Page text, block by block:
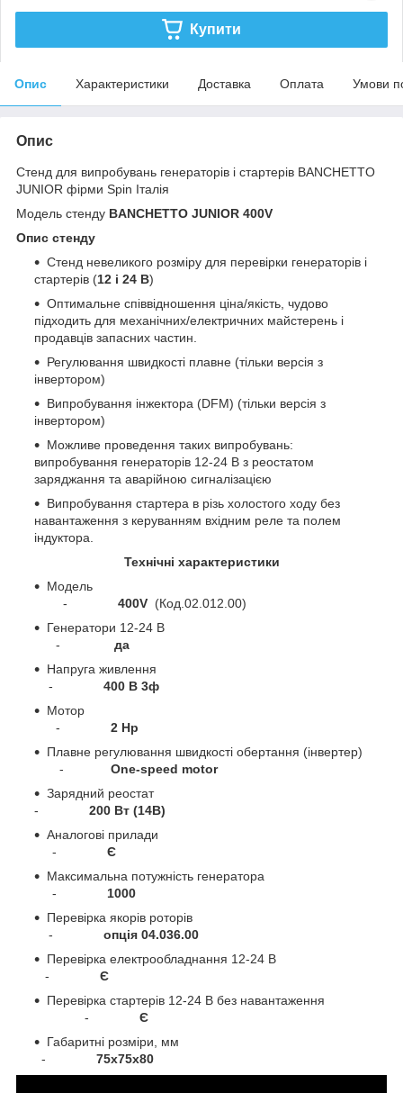
Купити
Опис Характеристики Доставка Оплата Умови
Опис
Стенд для випробувань генераторів і стартерів BANCHETTO
JUNIOR фірми Spin Італія
Модель стенду BANCHETTO JUNIOR 400V
Опис стенду
Стенд невеликого розміру для перевірки генераторів і
стартерів (12 і 24 В)
Оптимальне співвідношення ціна/якість, чудово
підходить для механічних/електричних майстерень і
продавців запасних частин.
Регулювання швидкості плавне (тільки версія з
інвертором)
Випробування інжектора (DFM) (тільки версія з
інвертором)
Можливе проведення таких випробувань:
випробування генераторів 12-24 В з реостатом
заряджання та аварійною сигналізацією
Випробування стартера в різь холостого ходу без
навантаження з керуванням вхідним реле та полем
індуктора.
Технічні характеристики
Модель
-
400V (Код.02.012.00)
Генератори 12-24 В
- да
Напруга живлення
- 400 В 3ф
Мотор
- 2 Hp
Плавне регулювання швидкості обертання (інвертер)
- One-speed motor
Зарядний реостат
- 200 Вт (14В)
Аналогові прилади
- Є
Максимальна потужність генератора
- 1000
Перевірка якорів роторів
- опція 04.036.00
Перевірка електрообладнання 12-24 В
- Є
Перевірка стартерів 12-24 В без навантаження
- Є
Габаритні розміри, мм
- 75x75x80